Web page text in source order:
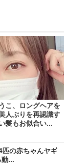
こ、ロングヘアを
人ぶりを再認識す
髪もお似合い...
の赤ちゃんヤギ
...